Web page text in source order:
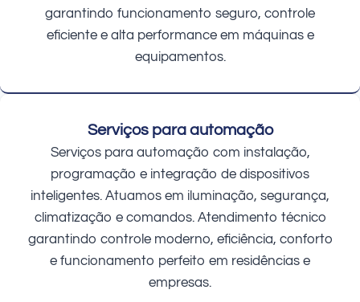
garantindo funcionamento seguro, controle
eficiente e alta performance em máquinas e
equipamentos.
Serviços para automação
Serviços para automação com instalação,
programação e integração de dispositivos
inteligentes. Atuamos em iluminação, segurança,
climatização e comandos. Atendimento técnico
garantindo controle moderno, eficiência, conforto
e funcionamento perfeito em residências e
empresas.